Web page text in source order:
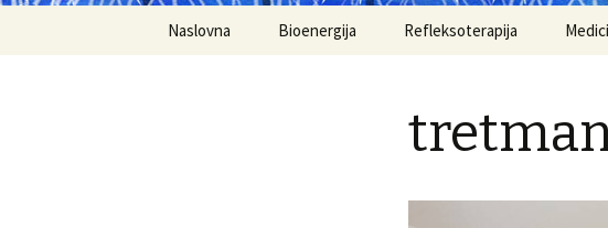
Skoči
Naslovna Bioenergija Refleksoterapija